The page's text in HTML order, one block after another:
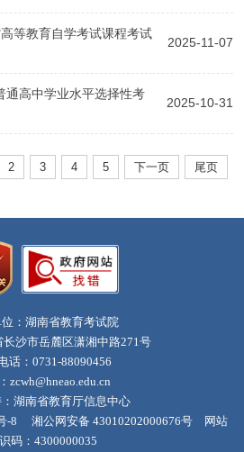
等教育自学考试课程考试
2025-11-07
通高中学业水平选择性考
2025-10-31
2 3 4 5 下一页 尾页
：湖南省教育考试院
沙市岳麓区潇湘中路271号
话：0731-88090456
zcwh@hneao.edu.cn
湖南省教育厅信息中心
-8 湘公网安备 43010202000676号 网站
码：4300000035